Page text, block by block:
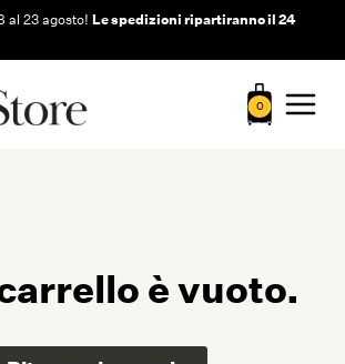
al 23 agosto! Le spedizioni ripartiranno il 24
0
è vuoto.